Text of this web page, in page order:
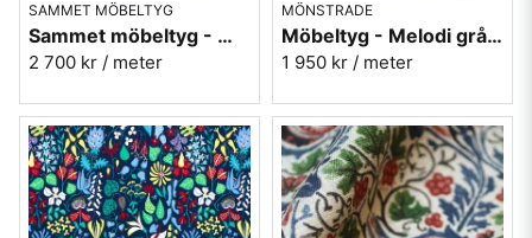
SAMMET MÖBELTYG
Sammet möbeltyg - William Morris - Montreal velvet - forest/teal
2 700 kr / meter
MÖNSTRADE
Möbeltyg - Melodi grå - Stig Lindberg - 100% lin
1 950 kr / meter